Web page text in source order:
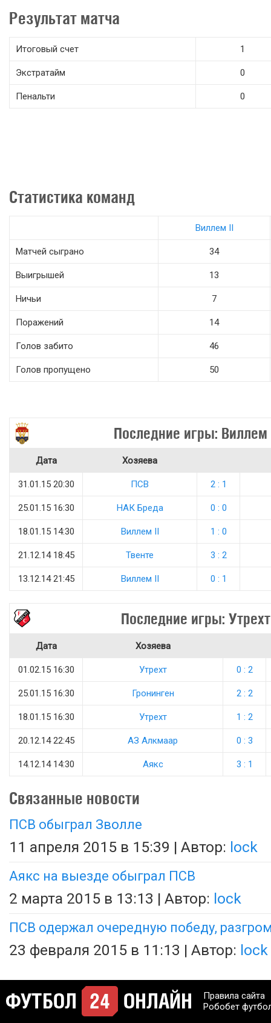
Результат матча
Итоговый счет 1
Экстратайм 0
Пенальти 0
Статистика команд
Виллем II
Матчей сыграно 34
Выигрышей 13
Ничьи 7
Поражений 14
Голов забито 46
Голов пропущено 50
Последние игры: Виллем
Дата Хозяева
31.01.15 20:30 ПСВ 2 : 1
25.01.15 16:30 НАК Бреда 0 : 0
18.01.15 14:30 Виллем II 1 : 0
21.12.14 18:45 Твенте 3 : 2
13.12.14 21:45 Виллем II 0 : 1
Последние игры: Утрехт
Дата Хозяева
01.02.15 16:30 Утрехт 0 : 2
25.01.15 16:30 Гронинген 2 : 2
18.01.15 16:30 Утрехт 1 : 2
20.12.14 22:45 АЗ Алкмаар 0 : 3
14.12.14 14:30 Аякс 3 : 1
Связанные новости
ПСВ обыграл Зволле
11 апреля 2015 в 15:39 | Автор: lock
Аякс на выезде обыграл ПСВ
2 марта 2015 в 13:13 | Автор: lock
ПСВ одержал очередную победу,
23 февраля 2015 в 11:13 | Автор: lock
Правила сайта
Робобет